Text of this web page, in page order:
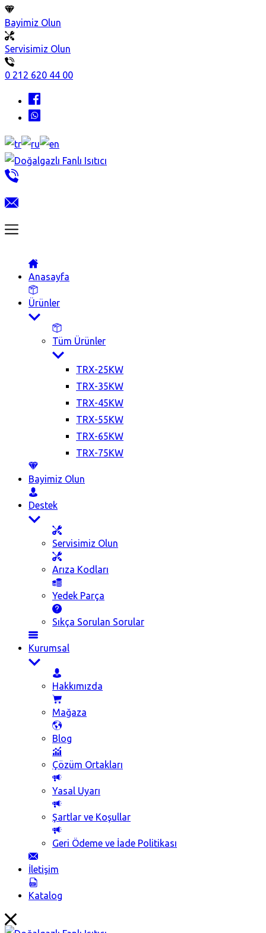
Bayimiz Olun
Servisimiz Olun
0 212 620 44 00
Anasayfa
Ürünler
Tüm Ürünler
TRX-25KW
TRX-35KW
TRX-45KW
TRX-55KW
TRX-65KW
TRX-75KW
Bayimiz Olun
Destek
Servisimiz Olun
Arıza Kodları
Yedek Parça
Sıkça Sorulan Sorular
Kurumsal
Hakkımızda
Mağaza
Blog
Çözüm Ortakları
Yasal Uyarı
Şartlar ve Koşullar
Geri Ödeme ve İade Politikası
İletişim
Katalog